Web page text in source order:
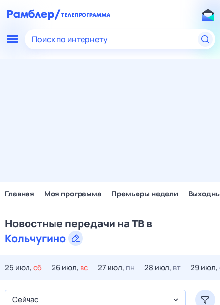
Поиск по интернету
Главная Моя программа Премьеры недели
Новостные передачи на ТВ в
Кольчугино
25 июл,сб 26 июл, вс 27 июл, пн 28 июл, вт 29 июл,
Сейчас